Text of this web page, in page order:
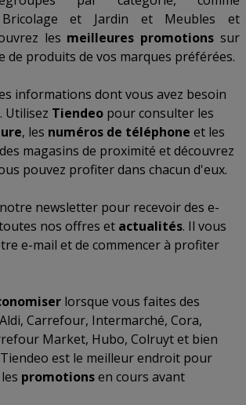
Bricolage et Jardin et Meubles et
les meilleures promotions sur
de produits de vos marques préférées.
informations dont vous avez besoin
Utilisez Tiendeo pour consulter les
, les numéros de téléphone et les
des magasins de proximité et découvrez
pouvez profiter dans chacun d'eux.
newsletter pour recevoir des e-
nos offres et actualités. Il vous
e-mail et de commencer à profiter
lorsque vous faites des
Aldi, Carrefour, Intermarché, Cora,
Market, Hubo, Colruytet bien
est le meilleur endroit pour
promotionsen cours avant